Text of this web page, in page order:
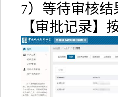
7）等待审核
【审批记录】